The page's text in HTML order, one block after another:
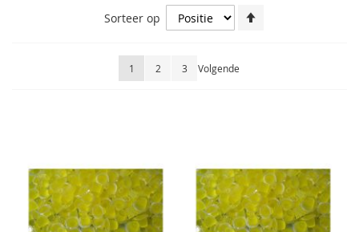
Sorteer op
Pagina
U lees momenteel pagina
1 Pagina
2 Pagina
3 Pagina
Volgende